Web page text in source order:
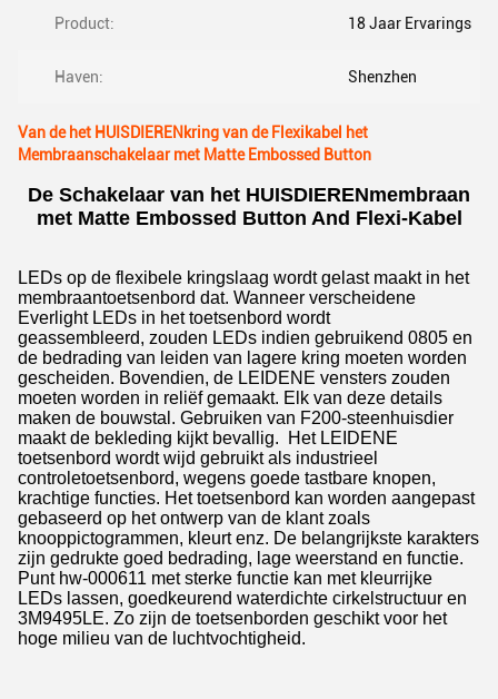
Product: 18 Jaar Ervarings
Haven: Shenzhen
Van de het HUISDIERENkring van de Flexikabel het
Membraanschakelaar met Matte Embossed Button
De Schakelaar van het HUISDIERENmembraan
met Matte Embossed Button And Flexi-Kabel
LEDs op de flexibele kringslaag wordt gelast maakt in het
membraantoetsenbord dat. Wanneer verscheidene
Everlight LEDs in het toetsenbord wordt
geassembleerd, zouden LEDs indien gebruikend 0805 en
de bedrading van leiden van lagere kring moeten worden
gescheiden. Bovendien, de LEIDENE vensters zouden
moeten worden in reliëf gemaakt. Elk van deze details
maken de bouwstal. Gebruiken van F200-steenhuisdier
maakt de bekleding kijkt bevallig. Het LEIDENE
toetsenbord wordt wijd gebruikt als industrieel
controletoetsenbord, wegens goede tastbare knopen,
krachtige functies. Het toetsenbord kan worden aangepast
gebaseerd op het ontwerp van de klant zoals
knooppictogrammen, kleurt enz. De belangrijkste karakters
zijn gedrukte goed bedrading, lage weerstand en functie.
Punt hw-000611 met sterke functie kan met kleurrijke
LEDs lassen, goedkeurend waterdichte cirkelstructuur en
3M9495LE. Zo zijn de toetsenborden geschikt voor het
hoge milieu van de luchtvochtigheid.